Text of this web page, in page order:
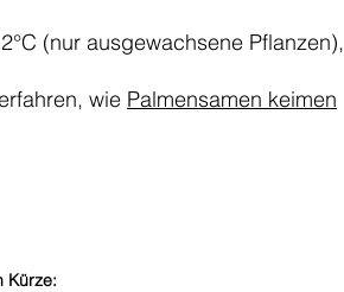
(nur ausgewachsene Pflanzen),
wie Palmensamen keimen
Kürze: